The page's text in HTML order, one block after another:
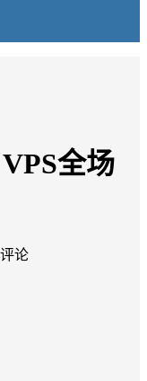
全场
论